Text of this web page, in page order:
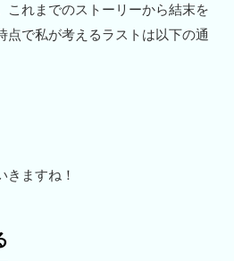
これまでのストーリーから結末を
点で私が考えるラストは以下の通
きますね！